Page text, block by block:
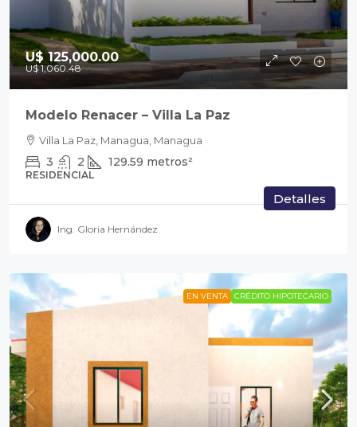
U$ 125,000.00
U$ 1,060.48
Modelo Renacer – Villa La Paz
Villa La Paz, Managua, Managua
3 2 129.59 metros²
RESIDENCIAL
Detalles
Ing. Gloria Hernández
EN VENTA CRÉDITO HIPOTECARIO